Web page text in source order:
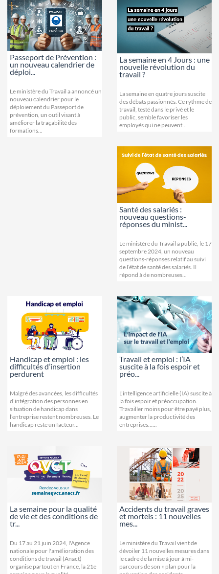
Passeport de Prévention :
un nouveau calendrier de
déploi...
Le ministère du Travail a annoncé un
nouveau calendrier pour le
déploiement du Passeport de
prévention, un outil visant à
améliorer la traçabilité des
formations...
La semaine en 4 Jours : une
nouvelle révolution du
travail ?
La semaine en quatre jours suscite
des débats passionnés. Ce rythme de
travail, testé dans le privé et le
public, semble favoriser les
employés qui ne peuvent...
Santé des salariés :
nouveau questions-
réponses du minist...
Le ministère du Travail a publié, le 17
septembre 2024, un nouveau
questions-réponses relatif au suivi
de l’état de santé des salariés. Il
répond à de nombreuses...
Handicap et emploi : les
difficultés d’insertion
perdurent
Malgré des avancées, les difficultés
d’intégration des personnes en
situation de handicap dans
l’entreprise restent nombreuses. Le
handicap reste un facteur...
Travail et emploi : l’IA
suscite à la fois espoir et
préo...
L'intelligence artificielle (IA) suscite à
la fois espoir et préoccupation.
Travailler moins pour être payé plus,
augmenter la productivité des
entreprises…...
La semaine pour la qualité
de vie et des conditions de
tr...
Du 17 au 21 juin 2024, l'Agence
nationale pour l'amélioration des
conditions de travail (Anact)
organise partout en France, la 21e
Accidents du travail graves
et mortels : 11 nouvelles
mes...
Le ministère du Travail vient de
dévoiler 11 nouvelles mesures dans
le cadre de la mise à jour à mi-
parcours de son « plan pour la